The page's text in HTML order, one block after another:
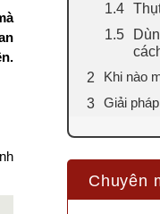
Khi nào
Giải
Chuyên